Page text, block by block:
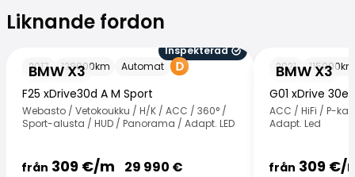
Liknande fordon
BMW X3
Inspekterad
2017
128000km Automat
F25 xDrive30d A M Sport
Webasto / Vetokoukku / H/K / ACC / 360° /
Sport-alusta / HUD / Panorama / Adapt. LED
från 309 €/m 29 990 €
BMW X3
2021 115000km
G01 xDrive 30e
ACC / HiFi / P-
Adapt. Led
från 309 €/